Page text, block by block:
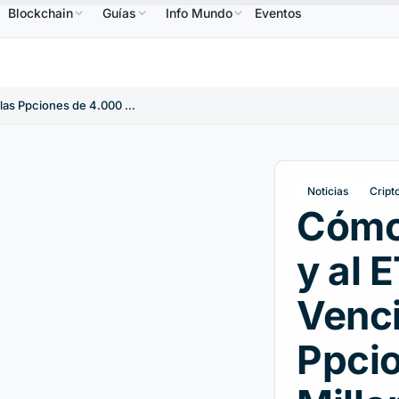
BNB586,64 US$ ↑2.10% USDC USDC0,9995 US$ ↑0.00% XRP
Blockchain Guías Info Mundo Eventos
Cómo Afectará al BTC y al ETH el Vencimiento de las Ppciones de 4.000 Millones de Dólares
Noticias
y al